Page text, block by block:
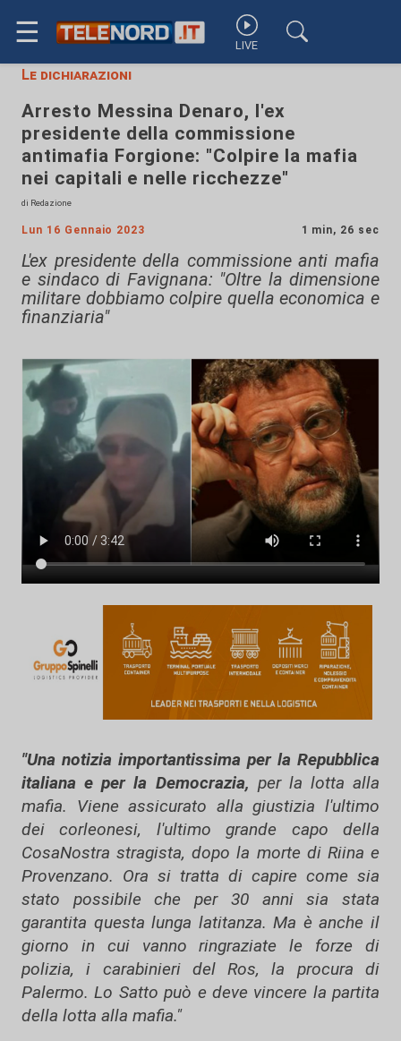
☰ LIVE
Le dichiarazioni
Arresto Messina Denaro, l'ex
presidente della commissione
antimafia Forgione: "Colpire la mafia
nei capitali e nelle ricchezze"
di Redazione
Lun 16 Gennaio 2023 1 min, 26 sec
L'ex presidente della commissione anti mafia
e sindaco di Favignana: "Oltre la dimensione
militare dobbiamo colpire quella economica e
finanziaria"
"Una notizia importantissima per la Repubblica
italiana e per la Democrazia, per la lotta alla
mafia. Viene assicurato alla giustizia l'ultimo
dei corleonesi, l'ultimo grande capo della
CosaNostra stragista, dopo la morte di Riina e
Provenzano. Ora si tratta di capire come sia
stato possibile che per 30 anni sia stata
garantita questa lunga latitanza. Ma è anche il
giorno in cui vanno ringraziate le forze di
polizia, i carabinieri del Ros, la procura di
Palermo. Lo Satto può e deve vincere la partita
della lotta alla mafia."